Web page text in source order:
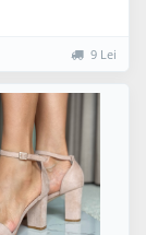
9 Lei